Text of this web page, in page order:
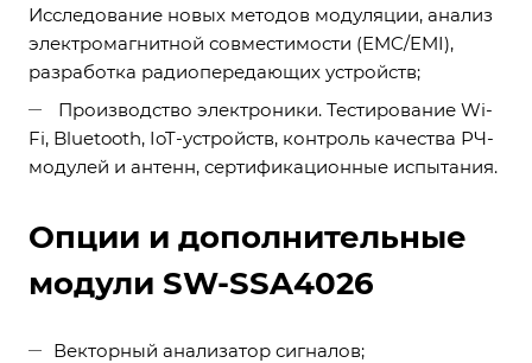
Исследование новых методов модуляции, анализ
электромагнитной совместимости (EMC/EMI),
разработка радиопередающих устройств;
Производство электроники. Тестирование Wi-
Fi, Bluetooth, IoT-устройств, контроль качества РЧ-
модулей и антенн, сертификационные испытания.
Опции и дополнительные
модули SW-SSA4026
Векторный анализатор сигналов;